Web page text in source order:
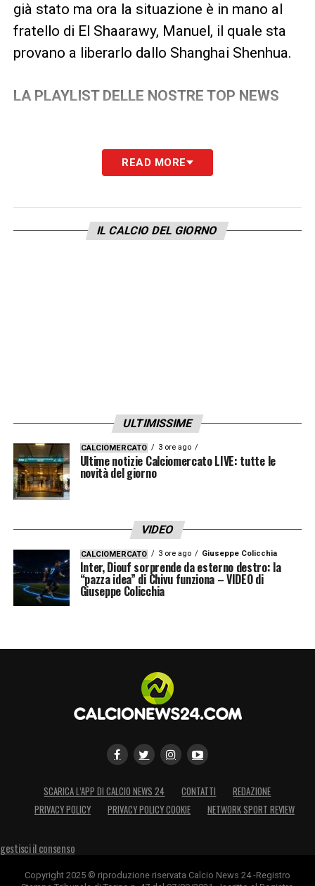
già stato ma ora la situazione è in mano al
fratello di El Shaarawy, Manuel, il quale sta
provano a liberarlo dallo Shanghai Shenhua.
LA PLAYLIST DELLE NOSTRE TOP NEWS
READ MORE
IL CALCIO DEL GIORNO
ULTIMISSIME
CALCIOMERCATO 3 ore ago
Ultime notizie Calciomercato LIVE: tutte le
novità del giorno
VIDEO
CALCIOMERCATO 3 ore ago Giuseppe Colicchia
Inter, Diouf sorprende da esterno destro: la
“pazza idea” di Chivu funziona – VIDEO di
Giuseppe Colicchia
SCARICA L’APP DI CALCIO NEWS 24 CONTATTI
REDAZIONE
PRIVACY POLICY
PRIVACY POLICY COOKIE NETWORK SPORT REVIEW
gestisci il consenso
Copyright 2025 © riproduzione riservata Calcio News 24 -Registro